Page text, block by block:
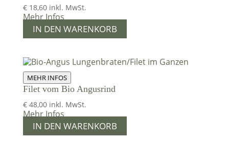
€18,60 inkl. MwSt.
Mehr Infos
IN DEN WARENKORB
MEHR INFOS
Filet vom Bio Angusrind
€48,00 inkl. MwSt.
Mehr Infos
IN DEN WARENKORB